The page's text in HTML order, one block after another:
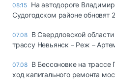
08:15 На автодороге
Судогодском районе обновят
07.08 В Свердловской
трассу Невьянск – Реж –
07.08 В Бессоновке на трассе
ход капитального ремонта